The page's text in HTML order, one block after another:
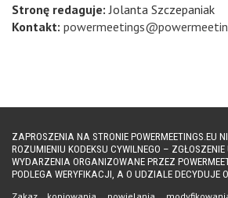
Stronę redaguje: Jolanta Szczepaniak
Kontakt:
ZAPROSZENIA NA STRONIE POWERMEETINGS.EU
ROZUMIENIU KODEKSU CYWILNEGO –
WYDARZENIA ORGANIZOWANE PRZEZ
PODLEGA WERYFIKACJI, A O UDZIALE DECYDUJE